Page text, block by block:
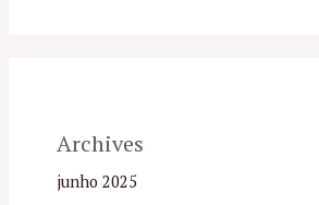
Archives
junho 2025